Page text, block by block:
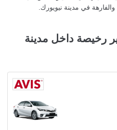
في مدينة نيويورك.
رخيصة داخل مدينة